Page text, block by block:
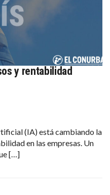
y rentabilidad
(IA) está cambiando la
en las empresas. Un
[…]